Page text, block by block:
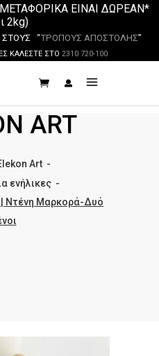
ΕΙΝΑΙ ΔΩΡΕΑΝ*
2kg)
ΣΤΟΥΣ “ΤΡΟΠΟΥΣ ΑΠΟΣΤΟΛΗΣ”
ΚΑΛΕΣΤΕ ΣΤΟ 2310 720-100
ART
Art -
ενήλικες -
Ντένη Μαρκορά-Δυό